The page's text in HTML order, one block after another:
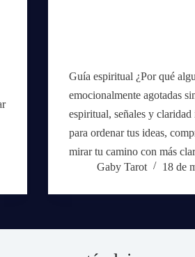
Guía espiritual ¿Por qué
emocionalmente agotadas
espiritual, señales y
para ordenar tus ideas,
mirar tu camino con más
Gaby Tarot
18 de